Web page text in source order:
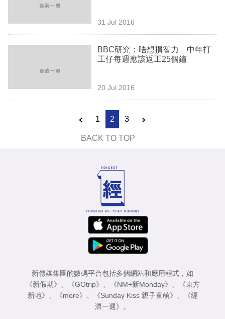
31 Jul 2016
BBC研究：唔想損智力 中年打
工仔每週應該返工25個鐘
20 Jul 2016
1 2 3
BACK TO TOP
新傳媒集團的數碼平台包括多個網站和應用程式，如
《新假期》 、 《GOtrip》 、 《NM+新Monday》 、
《東方
新地》 、 《more》 、 《Sunday Kiss 親子童萌》 、
《經
濟一週》 。